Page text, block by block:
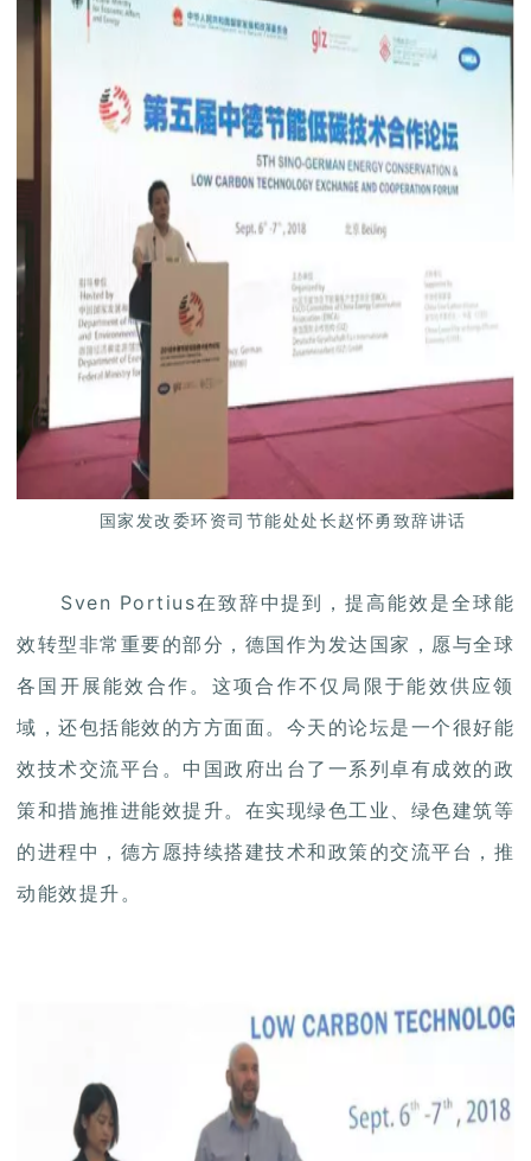
国家发改委环资司节能处处长赵怀勇致辞讲话
Sven Portius在致辞中提到，提高能效是全球能
效转型非常重要的部分，德国作为发达国家，愿与全球
各国开展能效合作。这项合作不仅局限于能效供应领
域，还包括能效的方方面面。今天的论坛是一个很好能
效技术交流平台。中国政府出台了一系列卓有成效的政
策和措施推进能效提升。在实现绿色工业、绿色建筑等
的进程中，德方愿持续搭建技术和政策的交流平台，推
动能效提升。